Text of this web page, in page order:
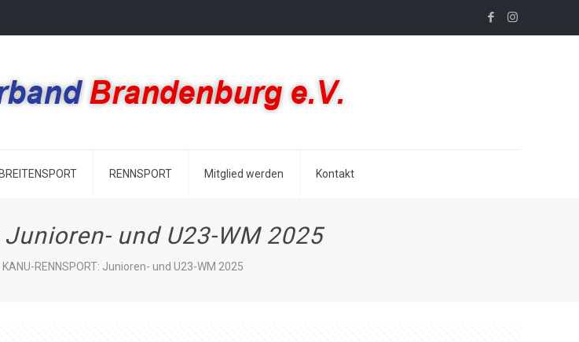
BREITENSPORT RENNSPORT Mitglied werden Kontakt
Junioren- und U23-WM 2025
KANU-RENNSPORT: Junioren- und U23-WM 2025